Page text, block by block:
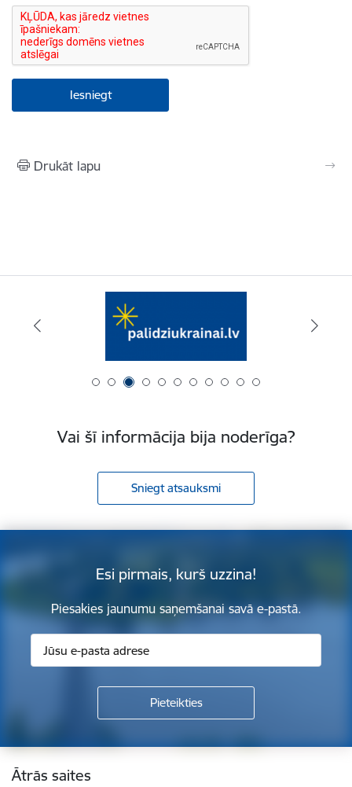
Drukāt lapu
Vai šī informācija bija noderīga?
Sniegt atsauksmi
Esi pirmais, kurš uzzina!
Piesakies jaunumu saņemšanai savā e-pastā.
Kājene
Ātrās saites